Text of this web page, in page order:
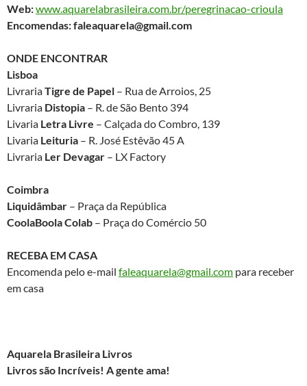
Web:www.aquarelabrasileira.com.br/peregrinacao-crioula
Encomendas: faleaquarela@gmail.com
ONDE ENCONTRAR
Lisboa
LivrariaTigre de Papel – Rua de Arroios, 25
Livraria Distopia – R. de São Bento 394
Livaria Letra Livre – Calçada do Combro, 139
Livaria Leituria – R. José Estêvão 45 A
Livraria Ler Devagar – LX Factory
Coimbra
Liquidâmbar – Praça da República
CoolaBoola Colab – Praça do Comércio 50
RECEBA EM CASA
Encomenda pelo e-mail faleaquarela@gmail.com para receber
em casa
Aquarela Brasileira Livros
Livros são Incríveis! A gente ama!